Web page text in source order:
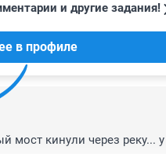
торопятся.
и другие задания!
в профиле
мост кинули через реку...